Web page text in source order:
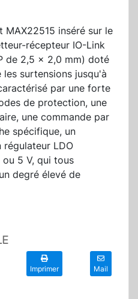
MAX22515 inséré sur le
récepteur IO-Link
de 2,5 x 2,0 mm) doté
surtensions jusqu'à
par une forte
de protection, une
une commande par
spécifique, un
LDO
5 V, qui tous
degré élevé de
Imprimer Mail